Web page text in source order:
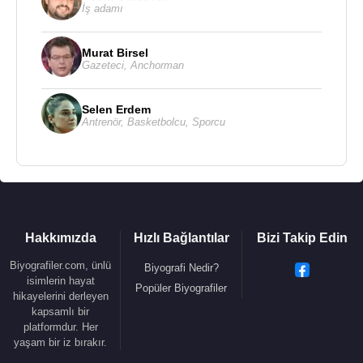
bilim kurulu kurma kararı aldı. Sağlık Bakanlığı, yeni
tipkoronavirüssalgını (Kovid-19) ile
mücadelesini, Bilim Kurulunun tavsiyeleri
doğrultusunda sürdürüyor.
Üyesi olduğu Kuruluşlar
Türk Dahili ve Cerrahi Bilimler Yoğun Bakım
İş adamı
Murat Birsel
Gazeteci Anchorman
Selen Erdem
Antrenör, Basketbolcu Sporcu
Hakkımızda
Biyografiler.com, ünlü
isimlerin hayat
hikayelerini derleyen
kapsamlı bir
platformdur. Her
yaşam bir iz bırakır.
Hızlı Bağlantılar
Biyografi Nedir?
Popüler Biyografiler
Bizi Takip Edin